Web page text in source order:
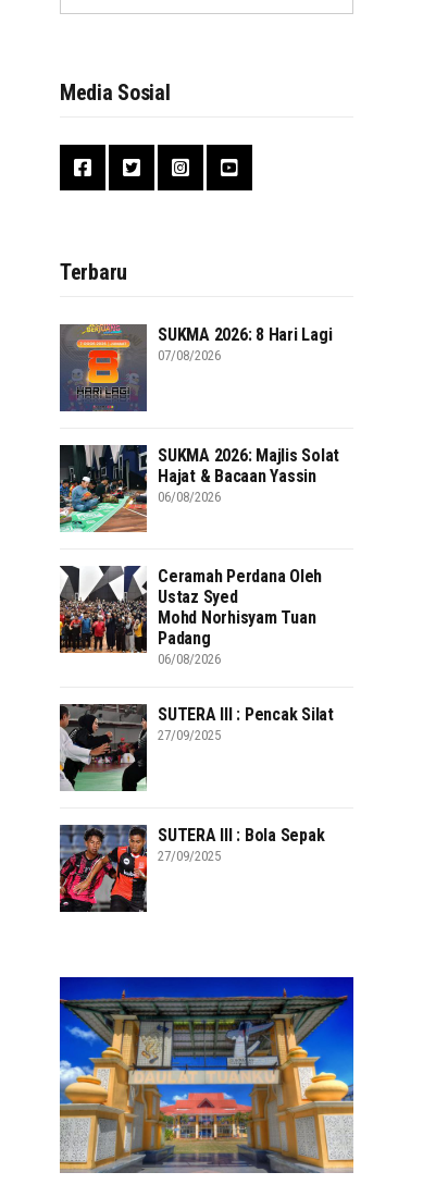
Media Sosial
Terbaru
SUKMA 2026: 8 Hari Lagi
07/08/2026
SUKMA 2026: Majlis Solat
Hajat & Bacaan Yassin
06/08/2026
Ceramah Perdana Oleh
Ustaz Syed
Mohd Norhisyam Tuan
Padang
06/08/2026
SUTERA III : Pencak Silat
27/09/2025
SUTERA III : Bola Sepak
27/09/2025